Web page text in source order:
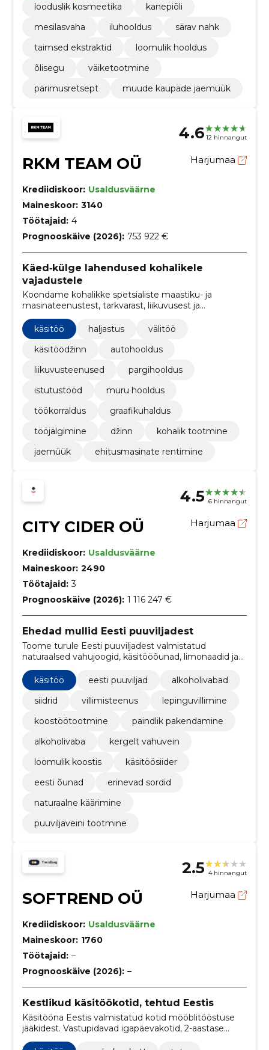
looduslik kosmeetika
kanepiõli
mesilasvaha
iluhooldus
särav nahk
taimsed ekstraktid
loomulik hooldus
õlisegu
väiketootmine
pärimusretsept
muude kaupade jaemüük
4.6 12 hinnangut
RKM TEAM OÜ Harjumaa
Krediidiskoor: Usaldusväärne
Maineskoor: 3140
Töötajaid: 4
Prognooskäive (2026): 753 922 €
Käed‑külge lahendused kohalikele
vajadustele
Koondame kohalikke spetsialiste maastiku- ja
masinateenustest, tarkvarast, liikuvusest ja
tarbekaupadest, et tagada sujuv töökorraldus ja püsiv
kvaliteet.
käsitöö haljastus
välitöö
käsitöödžinn
autohooldus
liikuvusteenused
pargihooldus
istutustööd
muru hooldus
töökorraldus
graafikuhaldus
tööjälgimine
džinn
kohalik tootmine
jaemüük
ehitusmasinate rentimine
4.5 6 hinnangut
CITY CIDER OÜ Harjumaa
Krediidiskoor: Usaldusväärne
Maineskoor: 2490
Töötajaid: 3
Prognooskäive (2026): 1 116 247 €
Ehedad mullid Eesti puuviljadest
Toome turule Eesti puuviljadest valmistatud
naturaalsed vahujoogid, käsitööõunad, limonaadid ja
alkoholivabad alternatiivid ilma kunstlike lisanditeta.
Pakume ka villimisteenust teistele tootjatele.
käsitöö eesti puuviljad
alkoholivabad
siidrid
villimisteenus
lepinguvillimine
koostöötootmine
paindlik pakendamine
alkoholivaba
kergelt vahuvein
loomulik koostis
käsitöösiider
eesti õunad
erinevad sordid
naturaalne käärimine
puuviljaveini tootmine
2.5 4 hinnangut
SOFTREND OÜ Harjumaa
Krediidiskoor: Usaldusväärne
Maineskoor: 1760
Töötajaid: –
Prognooskäive (2026): –
Kestlikud käsitöökotid, tehtud Eestis
Käsitööna Eestis valmistatud kotid mööblitööstuse
jääkidest. Vastupidavad igapäevakotid, 2-aastase
garantiiga, 30-päevase tagastuse ja tasuta